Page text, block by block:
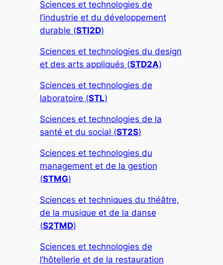
Sciences et technologies de
l’industrie et du développement
durable (STI2D)
Sciences et technologies du design
et des arts appliqués (STD2A)
Sciences et technologies de
laboratoire (STL)
Sciences et technologies de la
santé et du social (ST2S)
Sciences et technologies du
management et de la gestion
(STMG)
Sciences et techniques du théâtre,
de la musique et de la danse
(S2TMD)
Sciences et technologies de
l’hôtellerie et de la restauration